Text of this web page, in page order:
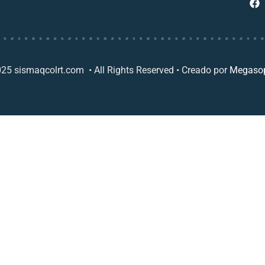
sismaqcolrt.com • All Rights Reserved • Creado por